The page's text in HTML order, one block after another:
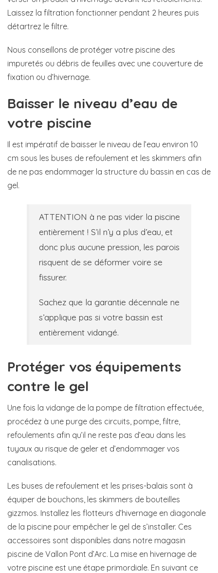
Laissez la filtration fonctionner pendant 2 heures puis
détartrez le filtre.
Nous conseillons de protéger votre piscine des
impuretés ou débris de feuilles avec une couverture de
fixation ou d’hivernage.
Baisser le niveau d’eau de
votre piscine
Il est impératif de baisser le niveau de l’eau environ 10
cm sous les buses de refoulement et les skimmers afin
de ne pas endommager la structure du bassin en cas de
gel.
ATTENTION à ne pas vider la piscine
entièrement ! S’il n’y a plus d’eau, et
donc plus aucune pression, les parois
risquent de se déformer voire se
fissurer.
Sachez que la garantie décennale ne
s’applique pas si votre bassin est
entièrement vidangé.
Protéger vos équipements
contre le gel
Une fois la vidange de la pompe de filtration effectuée,
procédez à une purge des circuits, pompe, filtre,
refoulements afin qu’il ne reste pas d’eau dans les
tuyaux au risque de geler et d’endommager vos
canalisations.
Les buses de refoulement et les prises-balais sont à
équiper de bouchons, les skimmers de bouteilles
gizzmos. Installez les flotteurs d’hivernage en diagonale
de la piscine pour empêcher le gel de s’installer. Ces
accessoires sont disponibles dans notre magasin
piscine de Vallon Pont d’Arc. La mise en hivernage de
votre piscine est une étape primordiale. En suivant ce